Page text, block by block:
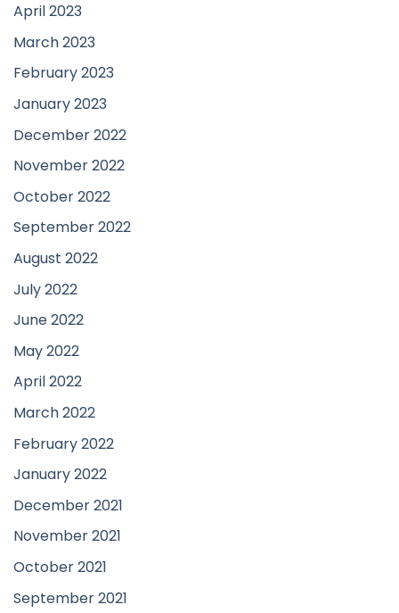
April 2023
March 2023
February 2023
January 2023
December 2022
November 2022
October 2022
September 2022
August 2022
July 2022
June 2022
May 2022
April 2022
March 2022
February 2022
January 2022
December 2021
November 2021
October 2021
September 2021